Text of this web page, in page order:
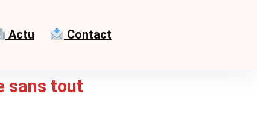
Actu Contact
sans tout